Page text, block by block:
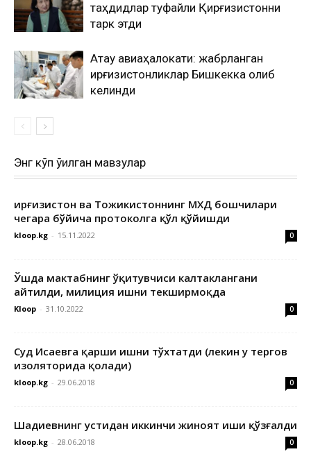
таҳдидлар туфайли Қирғизистонни
тарк этди
Ақтау авиаҳалокати: жабрланган
қирғизистонликлар Бишкекка олиб
келинди
Энг кўп ўқилган мавзулар
Қирғизистон ва Тожикистоннинг МХДҚ бошчилари
чегара бўйича протоколга қўл қўйишди
kloop.kg - 15.11.2022 0
Ўшда мактабнинг ўқитувчиси калтаклангани
айтилди, милиция ишни текширмоқда
Kloop - 31.10.2022 0
Суд Исаевга қарши ишни тўхтатди (лекин у тергов
изоляторида қолади)
kloop.kg - 29.06.2018 0
Шадиевнинг устидан иккинчи жиноят иши қўзғалди
kloop.kg - 28.06.2018 0